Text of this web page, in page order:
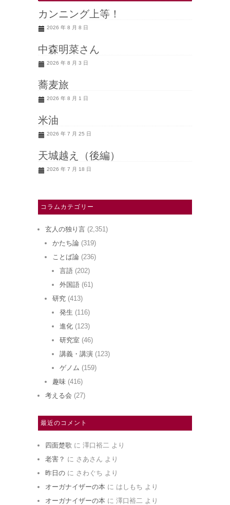
カンニング上等！
2026 年 8 月 8 日
中森明菜さん
2026 年 8 月 3 日
蕎麦旅
2026 年 8 月 1 日
米油
2026 年 7 月 25 日
天城越え（後編）
2026 年 7 月 18 日
コラムカテゴリー
玄人の独り言 (2,351)
かたち論 (319)
ことば論 (236)
言語 (202)
外国語 (61)
研究 (413)
発生 (116)
進化 (123)
研究室 (46)
講義・講演 (123)
ゲノム (159)
趣味 (416)
考える会 (27)
最近のコメント
四面楚歌 に 澤口裕二 より
老害？ に さあさん より
昨日の に さわぐち より
オーガナイザーの本 に はしもち より
オーガナイザーの本 に 澤口裕二 より